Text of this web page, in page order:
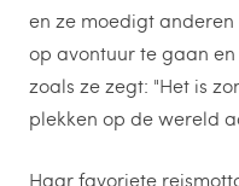
en ze moedigt
op avontuur te gaan
zoals ze zegt: "Het is
plekken op de wereld
Haar favoriete